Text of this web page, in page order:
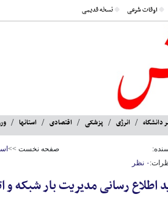
اوقات شرعی نسخه قدیمی
دانشگاه انرژی پزشکی اقتصادی استانها
صفحه نخست >>
۰ نظر
اطلاع رسانی مدیریت بار شبکه و